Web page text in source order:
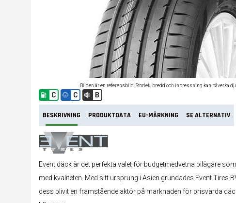
Bilden är en referensbild. Storlek, bredd och inpressning kan påverka
C C B
BESKRIVNING PRODUKTDATA EU-MÄRKNING SE ALTERNATIV
Event däck är det perfekta valet för budgetmedvetna bilägare
med kvaliteten. Med sitt ursprung i Asien grundades Event Tires
dess blivit en framstående aktör på marknaden för prisvärda